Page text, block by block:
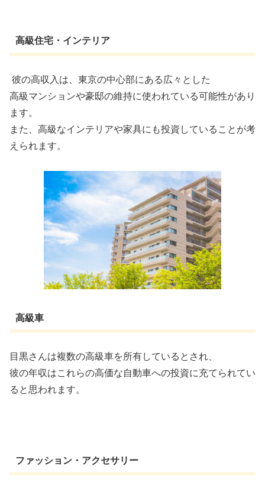
高級住宅・インテリア
彼の高収入は、東京の中心部にある広々とした
高級マンションや豪邸の維持に使われている可能性があり
ます。
また、高級なインテリアや家具にも投資していることが考
えられます。
高級車
目黒さんは複数の高級車を所有しているとされ、
彼の年収はこれらの高価な自動車への投資に充てられてい
ると思われます。
ファッション・アクセサリー